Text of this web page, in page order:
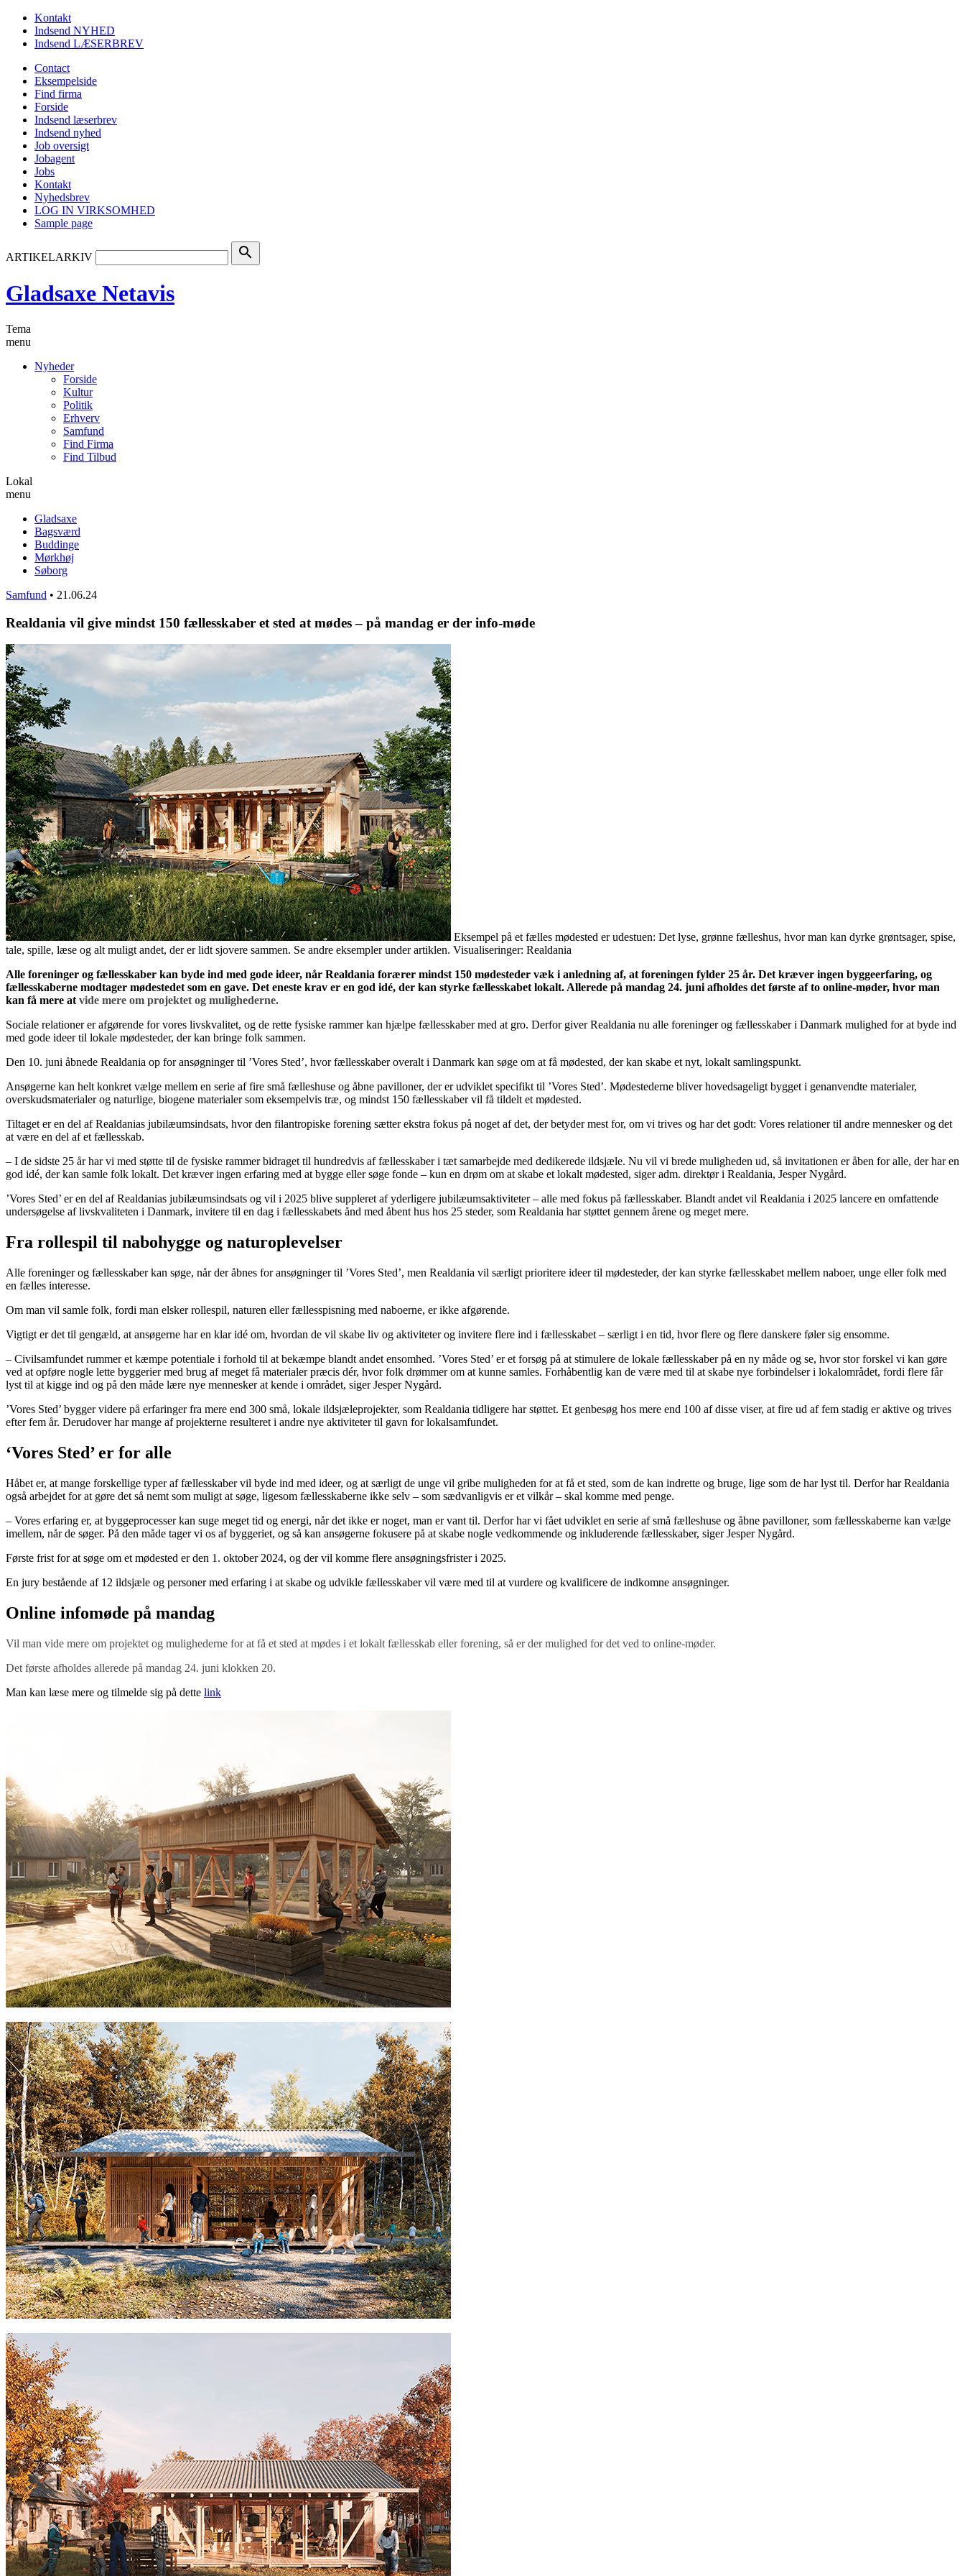
Kontakt
Indsend NYHED
Indsend LÆSERBREV
Contact
Eksempelside
Find firma
Forside
Indsend læserbrev
Indsend nyhed
Job oversigt
Jobagent
Jobs
Kontakt
Nyhedsbrev
LOG IN VIRKSOMHED
Sample page
ARTIKELARKIV search
Gladsaxe Netavis
Tema
menu
Nyheder
Forside
Kultur
Politik
Erhverv
Samfund
Find Firma
Find Tilbud
Lokal
menu
Gladsaxe
Bagsværd
Buddinge
Mørkhøj
Søborg
Samfund • 21.06.24
Realdania vil give mindst 150 fællesskaber et sted at mødes – på mandag er der info-møde
Eksempel på et fælles mødested er udestuen: Det lyse, grønne fælleshus, hvor man kan dyrke grøntsager, spise,
tale, spille, læse og alt muligt andet, der er lidt sjovere sammen. Se andre eksempler under artiklen. Visualiseringer: Realdania
Alle foreninger og fællesskaber kan byde ind med gode ideer, når Realdania forærer mindst 150 mødesteder væk i anledning af, at foreningen fylder 25 år. Det kræver ingen byggeerfaring, og
fællesskaberne modtager mødestedet som en gave. Det eneste krav er en god idé, der kan styrke fællesskabet lokalt. Allerede på mandag 24. juni afholdes det første af to online-møder, hvor man
kan få mere at vide mere om projektet og mulighederne.
Sociale relationer er afgørende for vores livskvalitet, og de rette fysiske rammer kan hjælpe fællesskaber med at gro. Derfor giver Realdania nu alle foreninger og fællesskaber i Danmark mulighed for at byde ind
med gode ideer til lokale mødesteder, der kan bringe folk sammen.
Den 10. juni åbnede Realdania op for ansøgninger til ’Vores Sted’, hvor fællesskaber overalt i Danmark kan søge om at få mødested, der kan skabe et nyt, lokalt samlingspunkt.
Ansøgerne kan helt konkret vælge mellem en serie af fire små fælleshuse og åbne pavilloner, der er udviklet specifikt til ’Vores Sted’. Mødestederne bliver hovedsageligt bygget i genanvendte materialer,
overskudsmaterialer og naturlige, biogene materialer som eksempelvis træ, og mindst 150 fællesskaber vil få tildelt et mødested.
Tiltaget er en del af Realdanias jubilæumsindsats, hvor den filantropiske forening sætter ekstra fokus på noget af det, der betyder mest for, om vi trives og har det godt: Vores relationer til andre mennesker og det
at være en del af et fællesskab.
– I de sidste 25 år har vi med støtte til de fysiske rammer bidraget til hundredvis af fællesskaber i tæt samarbejde med dedikerede ildsjæle. Nu vil vi brede muligheden ud, så invitationen er åben for alle, der har en
god idé, der kan samle folk lokalt. Det kræver ingen erfaring med at bygge eller søge fonde – kun en drøm om at skabe et lokalt mødested, siger adm. direktør i Realdania, Jesper Nygård.
’Vores Sted’ er en del af Realdanias jubilæumsindsats og vil i 2025 blive suppleret af yderligere jubilæumsaktiviteter – alle med fokus på fællesskaber. Blandt andet vil Realdania i 2025 lancere en omfattende
undersøgelse af livskvaliteten i Danmark, invitere til en dag i fællesskabets ånd med åbent hus hos 25 steder, som Realdania har støttet gennem årene og meget mere.
Fra rollespil til nabohygge og naturoplevelser
Alle foreninger og fællesskaber kan søge, når der åbnes for ansøgninger til ’Vores Sted’, men Realdania vil særligt prioritere ideer til mødesteder, der kan styrke fællesskabet mellem naboer, unge eller folk med
en fælles interesse.
Om man vil samle folk, fordi man elsker rollespil, naturen eller fællesspisning med naboerne, er ikke afgørende.
Vigtigt er det til gengæld, at ansøgerne har en klar idé om, hvordan de vil skabe liv og aktiviteter og invitere flere ind i fællesskabet – særligt i en tid, hvor flere og flere danskere føler sig ensomme.
– Civilsamfundet rummer et kæmpe potentiale i forhold til at bekæmpe blandt andet ensomhed. ’Vores Sted’ er et forsøg på at stimulere de lokale fællesskaber på en ny måde og se, hvor stor forskel vi kan gøre
ved at opføre nogle lette byggerier med brug af meget få materialer præcis dér, hvor folk drømmer om at kunne samles. Forhåbentlig kan de være med til at skabe nye forbindelser i lokalområdet, fordi flere får
lyst til at kigge ind og på den måde lære nye mennesker at kende i området, siger Jesper Nygård.
’Vores Sted’ bygger videre på erfaringer fra mere end 300 små, lokale ildsjæleprojekter, som Realdania tidligere har støttet. Et genbesøg hos mere end 100 af disse viser, at fire ud af fem stadig er aktive og trives
efter fem år. Derudover har mange af projekterne resulteret i andre nye aktiviteter til gavn for lokalsamfundet.
‘Vores Sted’ er for alle
Håbet er, at mange forskellige typer af fællesskaber vil byde ind med ideer, og at særligt de unge vil gribe muligheden for at få et sted, som de kan indrette og bruge, lige som de har lyst til. Derfor har Realdania
også arbejdet for at gøre det så nemt som muligt at søge, ligesom fællesskaberne ikke selv – som sædvanligvis er et vilkår – skal komme med penge.
– Vores erfaring er, at byggeprocesser kan suge meget tid og energi, når det ikke er noget, man er vant til. Derfor har vi fået udviklet en serie af små fælleshuse og åbne pavilloner, som fællesskaberne kan vælge
imellem, når de søger. På den måde tager vi os af byggeriet, og så kan ansøgerne fokusere på at skabe nogle vedkommende og inkluderende fællesskaber, siger Jesper Nygård.
Første frist for at søge om et mødested er den 1. oktober 2024, og der vil komme flere ansøgningsfrister i 2025.
En jury bestående af 12 ildsjæle og personer med erfaring i at skabe og udvikle fællesskaber vil være med til at vurdere og kvalificere de indkomne ansøgninger.
Online infomøde på mandag
Vil man vide mere om projektet og mulighederne for at få et sted at mødes i et lokalt fællesskab eller forening, så er der mulighed for det ved to online-møder.
Det første afholdes allerede på mandag 24. juni klokken 20.
Man kan læse mere og tilmelde sig på dette link